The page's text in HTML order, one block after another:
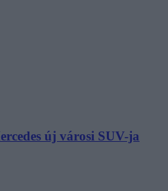
új városi SUV-ja